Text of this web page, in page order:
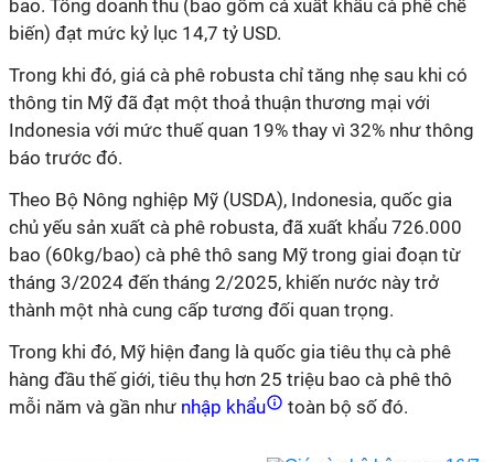
bao. Tổng doanh thu (bao gồm cả xuất khẩu cà phê chế
biến) đạt mức kỷ lục 14,7 tỷ USD.
Trong khi đó, giá cà phê robusta chỉ tăng nhẹ sau khi có
thông tin Mỹ đã đạt một thoả thuận thương mại với
Indonesia với mức thuế quan 19% thay vì 32% như thông
báo trước đó.
Theo Bộ Nông nghiệp Mỹ (USDA), Indonesia, quốc gia
chủ yếu sản xuất cà phê robusta, đã xuất khẩu 726.000
bao (60kg/bao) cà phê thô sang Mỹ trong giai đoạn từ
tháng 3/2024 đến tháng 2/2025, khiến nước này trở
thành một nhà cung cấp tương đối quan trọng.
Trong khi đó, Mỹ hiện đang là quốc gia tiêu thụ cà phê
hàng đầu thế giới, tiêu thụ hơn 25 triệu bao cà phê thô
mỗi năm và gần như nhập khẩu toàn bộ số đó.